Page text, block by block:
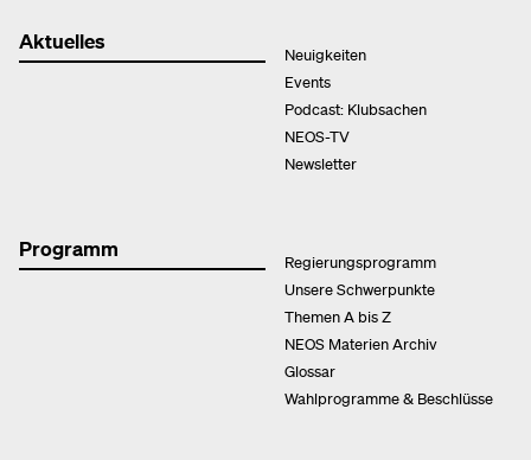
Aktuelles
Neuigkeiten
Events
Podcast: Klubsachen
NEOS-TV
Newsletter
Programm
Regierungsprogramm
Unsere Schwerpunkte
Themen A bis Z
NEOS Materien Archiv
Glossar
Wahlprogramme & Beschlüsse